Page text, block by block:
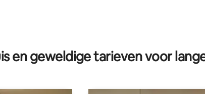
op 5, 14 recensies
en geweldige tarieven voor